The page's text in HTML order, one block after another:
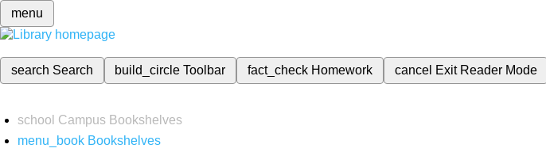
menu
search Search build_circleToolbar fact_check Homework cancel Exit Reader Mode
school Campus Bookshelves
menu_book Bookshelves